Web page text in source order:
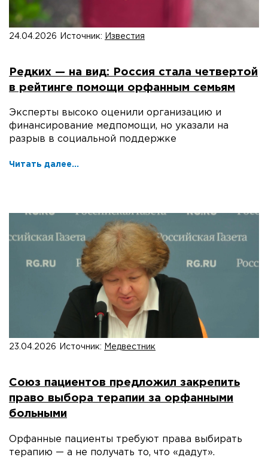
24.04.2026 Источник: Известия
Редких — на вид: Россия стала четвертой
в рейтинге помощи орфанным семьям
Эксперты высоко оценили организацию и
финансирование медпомощи, но указали на
разрыв в социальной поддержке
Читать далее...
23.04.2026 Источник: Медвестник
Союз пациентов предложил закрепить
право выбора терапии за орфанными
больными
Орфанные пациенты требуют права выбирать
терапию — а не получать то, что «дадут».